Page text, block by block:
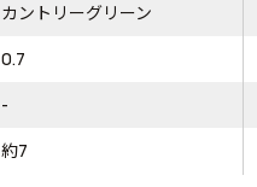
カントリーグリーン
0.7
-
約7